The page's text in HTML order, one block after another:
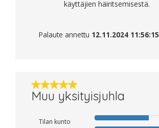
käyttäjien häiritsemisestä.
Palaute annettu 12.11.2024 11:56:15
Muu yksityisjuhla
Tilan kunto